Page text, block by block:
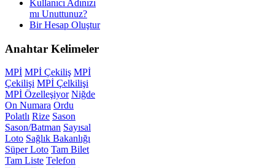
Kullanıcı Adınızı
mı Unuttunuz?
Bir Hesap Oluştur
Anahtar Kelimeler
MPİ MPİ Çekiliş MPİ
Çekilişi MPİ Çelkilişi
MPİ Özelleşiyor Niğde
On Numara Ordu
Polatlı Rize Sason
Sason/Batman Sayısal
Loto Sağlık Bakanlığı
Süper Loto Tam Bilet
Tam Liste Telefon